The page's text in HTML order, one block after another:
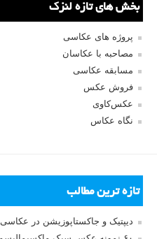
بخش های تازه لنزک
پروژه های عکاسی
مصاحبه با عکاسان
مسابقه عکاسی
فروش عکس
عکس‌کاوی
نگاه عکاس
تازه ترین مطالب
دیپتیک و جاکستا‌پوزیشن در عکاسی